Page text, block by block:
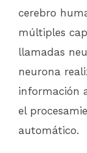
cerebro
múltiples
llamadas
neurona
información
el
automático.